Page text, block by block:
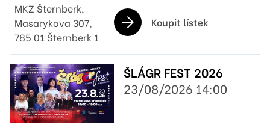
MKZ Šternberk,
Masarykova 307,
785 01 Šternberk 1
Koupit lístek
ŠLÁGR FEST 2026
23/08/2026 14:00